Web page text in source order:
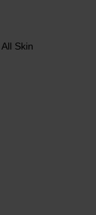
Skin